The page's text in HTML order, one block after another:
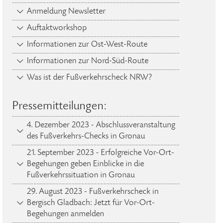
Anmeldung Newsletter
Auftaktworkshop
Informationen zur Ost-West-Route
Informationen zur Nord-Süd-Route
Was ist der Fußverkehrscheck NRW?
Pressemitteilungen:
4. Dezember 2023 - Abschlussveranstaltung
des Fußverkehrs-Checks in Gronau
21. September 2023 - Erfolgreiche Vor-Ort-
Begehungen geben Einblicke in die
Fußverkehrssituation in Gronau
29. August 2023 - Fußverkehrscheck in
Bergisch Gladbach: Jetzt für Vor-Ort-
Begehungen anmelden